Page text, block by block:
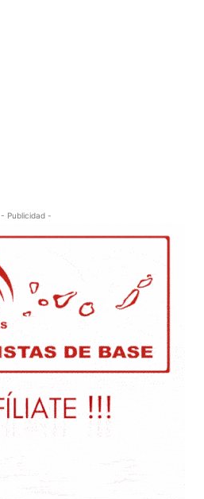
- Publicidad -